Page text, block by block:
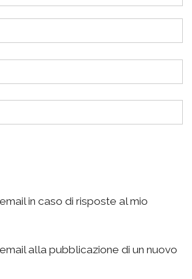
in caso di risposte al mio
alla pubblicazione di un nuovo